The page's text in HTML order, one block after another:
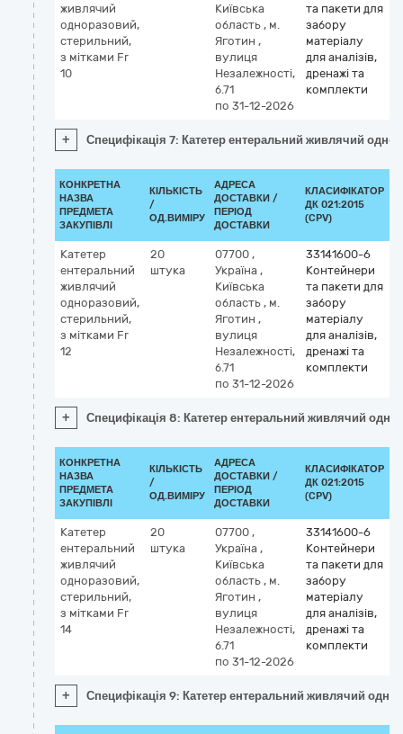
живлячий
одноразовий,
стерильний,
з мітками Fr
10
Київська
область , м.
Яготин ,
вулиця
Незалежності,
б.71
по 31-12-2026
та пакети для
забору
матеріалу
для аналізів,
дренажі та
комплекти
+ Специфікація 7: Катетер ентеральний живлячий
КОНКРЕТНА
НАЗВА
ПРЕДМЕТА
ЗАКУПІВЛІ
КІЛЬКІСТЬ
/
ОД.ВИМІРУ
АДРЕСА
ДОСТАВКИ /
ПЕРІОД
ДОСТАВКИ
КЛАСИФІКАТОР
ДК 021:2015
(CPV)
Катетер
ентеральний
живлячий
одноразовий,
стерильний,
з мітками Fr
12
20
штука
07700 ,
Україна ,
Київська
область , м.
Яготин ,
вулиця
Незалежності,
б.71
по 31-12-2026
33141600-6
Контейнери
та пакети для
забору
матеріалу
для аналізів,
дренажі та
комплекти
+ Специфікація 8: Катетер ентеральний живлячий
КОНКРЕТНА
НАЗВА
ПРЕДМЕТА
ЗАКУПІВЛІ
КІЛЬКІСТЬ
/
ОД.ВИМІРУ
АДРЕСА
ДОСТАВКИ /
ПЕРІОД
ДОСТАВКИ
КЛАСИФІКАТОР
ДК 021:2015
(CPV)
Катетер
ентеральний
живлячий
одноразовий,
стерильний,
з мітками Fr
14
20
штука
07700 ,
Україна ,
Київська
область , м.
Яготин ,
вулиця
Незалежності,
б.71
по 31-12-2026
33141600-6
Контейнери
та пакети для
забору
матеріалу
для аналізів,
дренажі та
комплекти
+ Специфікація 9: Катетер ентеральний живлячий